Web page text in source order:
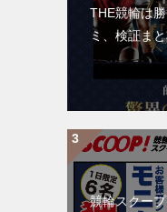
THE競輪は
ミ、検証ま
競輪スクー